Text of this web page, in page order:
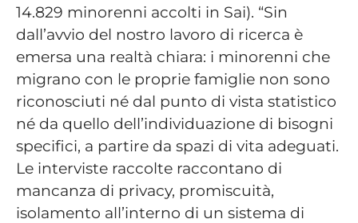
14.829 minorenni accolti in Sai). “Sin
dall’avvio del nostro lavoro di ricerca è
emersa una realtà chiara: i minorenni che
migrano con le proprie famiglie non sono
riconosciuti né dal punto di vista statistico
né da quello dell’individuazione di bisogni
specifici, a partire da spazi di vita adeguati.
Le interviste raccolte raccontano di
mancanza di privacy, promiscuità,
isolamento all’interno di un sistema di